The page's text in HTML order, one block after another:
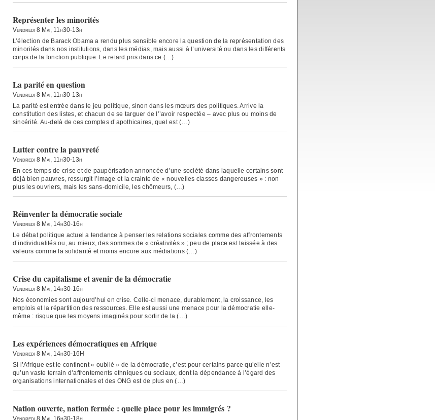
Représenter les minorités
Vendredi 8 Mai, 11h30-13h
L’élection de Barack Obama a rendu plus sensible encore la question de la représentation des
minorités dans nos institutions, dans les médias, mais aussi à l’université ou dans les différents
corps de la fonction publique. Le retard pris dans ce (…)
La parité en question
Vendredi 8 Mai, 11h30-13h
La parité est entrée dans le jeu politique, sinon dans les mœurs des politiques. Arrive la
constitution des listes, et chacun de se targuer de l’’avoir respectée – avec plus ou moins de
sincérité. Au-delà de ces comptes d’apothicaires, quel est (…)
Lutter contre la pauvreté
Vendredi 8 Mai, 11h30-13h
En ces temps de crise et de paupérisation annoncée d’une société dans laquelle certains sont
déjà bien pauvres, ressurgit l’image et la crainte de « nouvelles classes dangereuses » : non
plus les ouvriers, mais les sans-domicile, les chômeurs, (…)
Réinventer la démocratie sociale
Vendredi 8 Mai, 14h30-16h
Le débat politique actuel a tendance à penser les relations sociales comme des affrontements
d’individualités ou, au mieux, des sommes de « créativités » ; peu de place est laissée à des
valeurs comme la solidarité et moins encore aux médiations (…)
Crise du capitalisme et avenir de la démocratie
Vendredi 8 Mai, 14h30-16h
Nos économies sont aujourd’hui en crise. Celle-ci menace, durablement, la croissance, les
emplois et la répartition des ressources. Elle est aussi une menace pour la démocratie elle-
même : risque que les moyens imaginés pour sortir de la (…)
Les expériences démocratiques en Afrique
Vendredi 8 Mai, 14h30-16H
Si l’Afrique est le continent « oublié » de la démocratie, c’est pour certains parce qu’elle n’est
qu’un vaste terrain d’affrontements ethniques ou sociaux, dont la dépendance à l’égard des
organisations internationales et des ONG est de plus en (…)
Nation ouverte, nation fermée : quelle place pour les immigrés ?
Vendredi 8 Mai, 16h30-18h